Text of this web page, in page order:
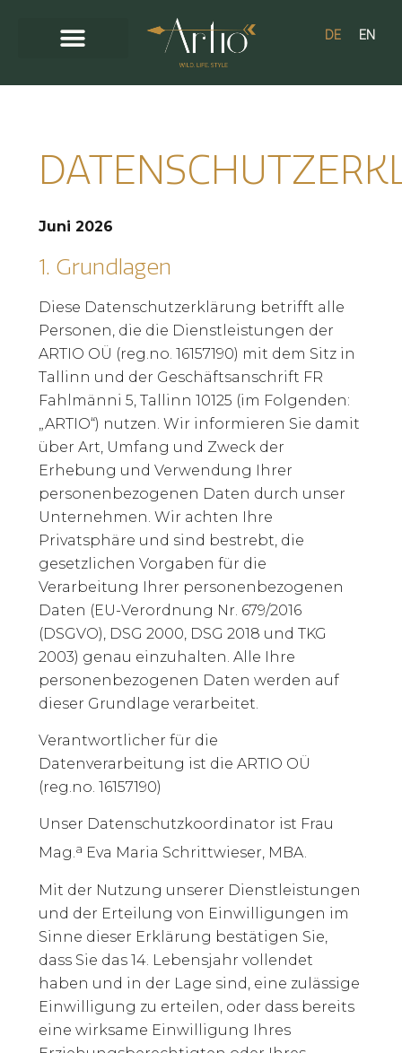
DE EN
Juni 2026
1. Grundlagen
Diese Datenschutzerklärung betrifft alle
Personen, die die Dienstleistungen der
ARTIO OÜ (reg.no. 16157190) mit dem Sitz in
Tallinn und der Geschäftsanschrift FR
Fahlmänni 5, Tallinn 10125 (im Folgenden:
„ARTIO“) nutzen. Wir informieren Sie damit
über Art, Umfang und Zweck der
Erhebung und Verwendung Ihrer
personenbezogenen Daten durch unser
Unternehmen. Wir achten Ihre
Privatsphäre und sind bestrebt, die
gesetzlichen Vorgaben für die
Verarbeitung Ihrer personenbezogenen
Daten (EU-Verordnung Nr. 679/2016
(DSGVO), DSG 2000, DSG 2018 und TKG
2003) genau einzuhalten. Alle Ihre
personenbezogenen Daten werden auf
dieser Grundlage verarbeitet.
Verantwortlicher für die
Datenverarbeitung ist die ARTIO OÜ
(reg.no. 16157190)
Unser Datenschutzkoordinator ist Frau
Mag.a Eva Maria Schrittwieser, MBA.
Mit der Nutzung unserer Dienstleistungen
und der Erteilung von Einwilligungen im
Sinne dieser Erklärung bestätigen Sie,
dass Sie das 14. Lebensjahr vollendet
haben und in der Lage sind, eine zulässige
Einwilligung zu erteilen, oder dass bereits
eine wirksame Einwilligung Ihres